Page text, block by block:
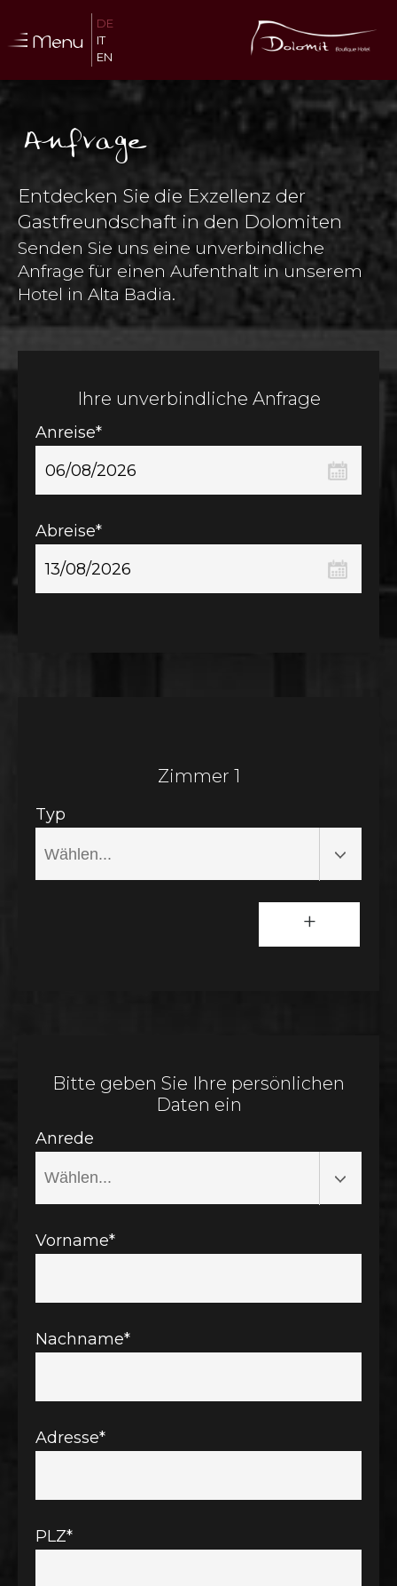
Menu
DE
IT
EN
Anfrage
Entdecken Sie die Exzellenz der
Gastfreundschaft in den Dolomiten
Senden Sie uns eine unverbindliche
Anfrage für einen Aufenthalt in unserem
Hotel in Alta Badia.
Ihre unverbindliche Anfrage
Anreise*
Abreise*
Zimmer 1
Typ
+
Bitte geben Sie Ihre persönlichen
Daten ein
Anrede
Vorname*
Nachname*
Adresse*
PLZ*